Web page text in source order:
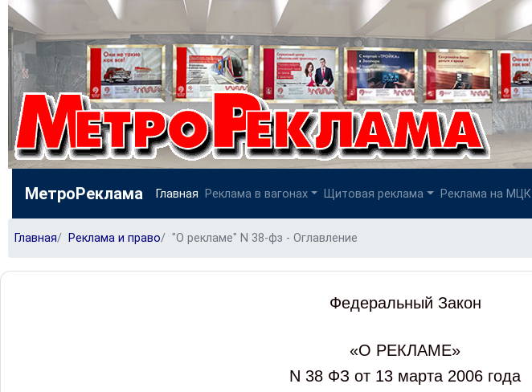
МетроРеклама Главная Реклама в вагонах Щитовая реклама Реклама на МЦК
Главная Реклама и право "О рекламе" N 38-фз - Оглавление
Федеральный Закон
«О РЕКЛАМЕ»
N 38 ФЗ от 13 марта 2006 года